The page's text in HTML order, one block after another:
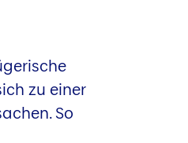
zu einer
So